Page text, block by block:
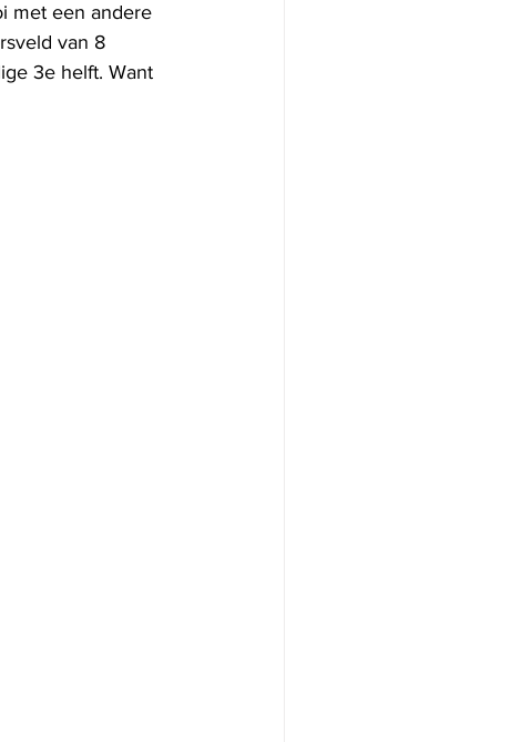
met een andere
van 8
3e helft. Want